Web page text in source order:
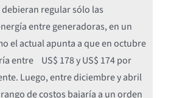
regular sólo las
entre generadoras, en un
el actual apunta a que en octubre
entre US$ 178 y US$ 174 por
Luego, entre diciembre y abril
de costos bajaría a un orden